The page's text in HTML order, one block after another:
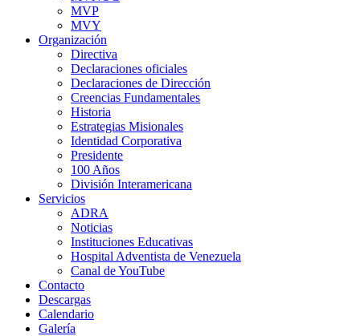
MVP
MVY
Organización
Directiva
Declaraciones oficiales
Declaraciones de Dirección
Creencias Fundamentales
Historia
Estrategias Misionales
Identidad Corporativa
Presidente
100 Años
División Interamericana
Servicios
ADRA
Noticias
Instituciones Educativas
Hospital Adventista de Venezuela
Canal de YouTube
Contacto
Descargas
Calendario
Galería